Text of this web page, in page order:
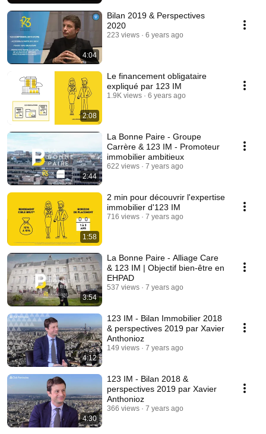
4:04
Bilan 2019 & Perspectives
2020
223 views 6 years ago
2:08
Le financement obligataire
expliqué par 123 IM
1.9K views 6 years ago
2:44
La Bonne Paire - Groupe
Carrère & 123 IM - Promoteur
immobilier ambitieux
622 views 7 years ago
1:58
2 min pour découvrir l'expertise
immobilier d'123 IM
716 views 7 years ago
3:54
La Bonne Paire - Alliage Care
& 123 IM | Objectif bien-être en
EHPAD
537 views 7 years ago
4:12
123 IM - Bilan Immobilier 2018
& perspectives 2019 par Xavier
Anthonioz
149 views 7 years ago
4:30
123 IM - Bilan 2018 &
perspectives 2019 par Xavier
Anthonioz
366 views 7 years ago